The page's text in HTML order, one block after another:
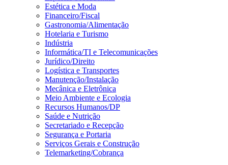
Estética e Moda
Financeiro/Fiscal
Gastronomia/Alimentação
Hotelaria e Turismo
Indústria
Informática/TI e Telecomunicações
Jurídico/Direito
Logística e Transportes
Manutenção/Instalação
Mecânica e Eletrônica
Meio Ambiente e Ecologia
Recursos Humanos/DP
Saúde e Nutrição
Secretariado e Recepção
Segurança e Portaria
Serviços Gerais e Construção
Telemarketing/Cobrança